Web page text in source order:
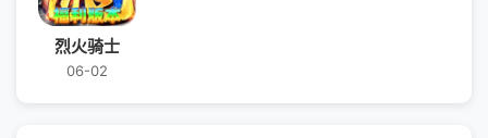
烈火骑士
06-02